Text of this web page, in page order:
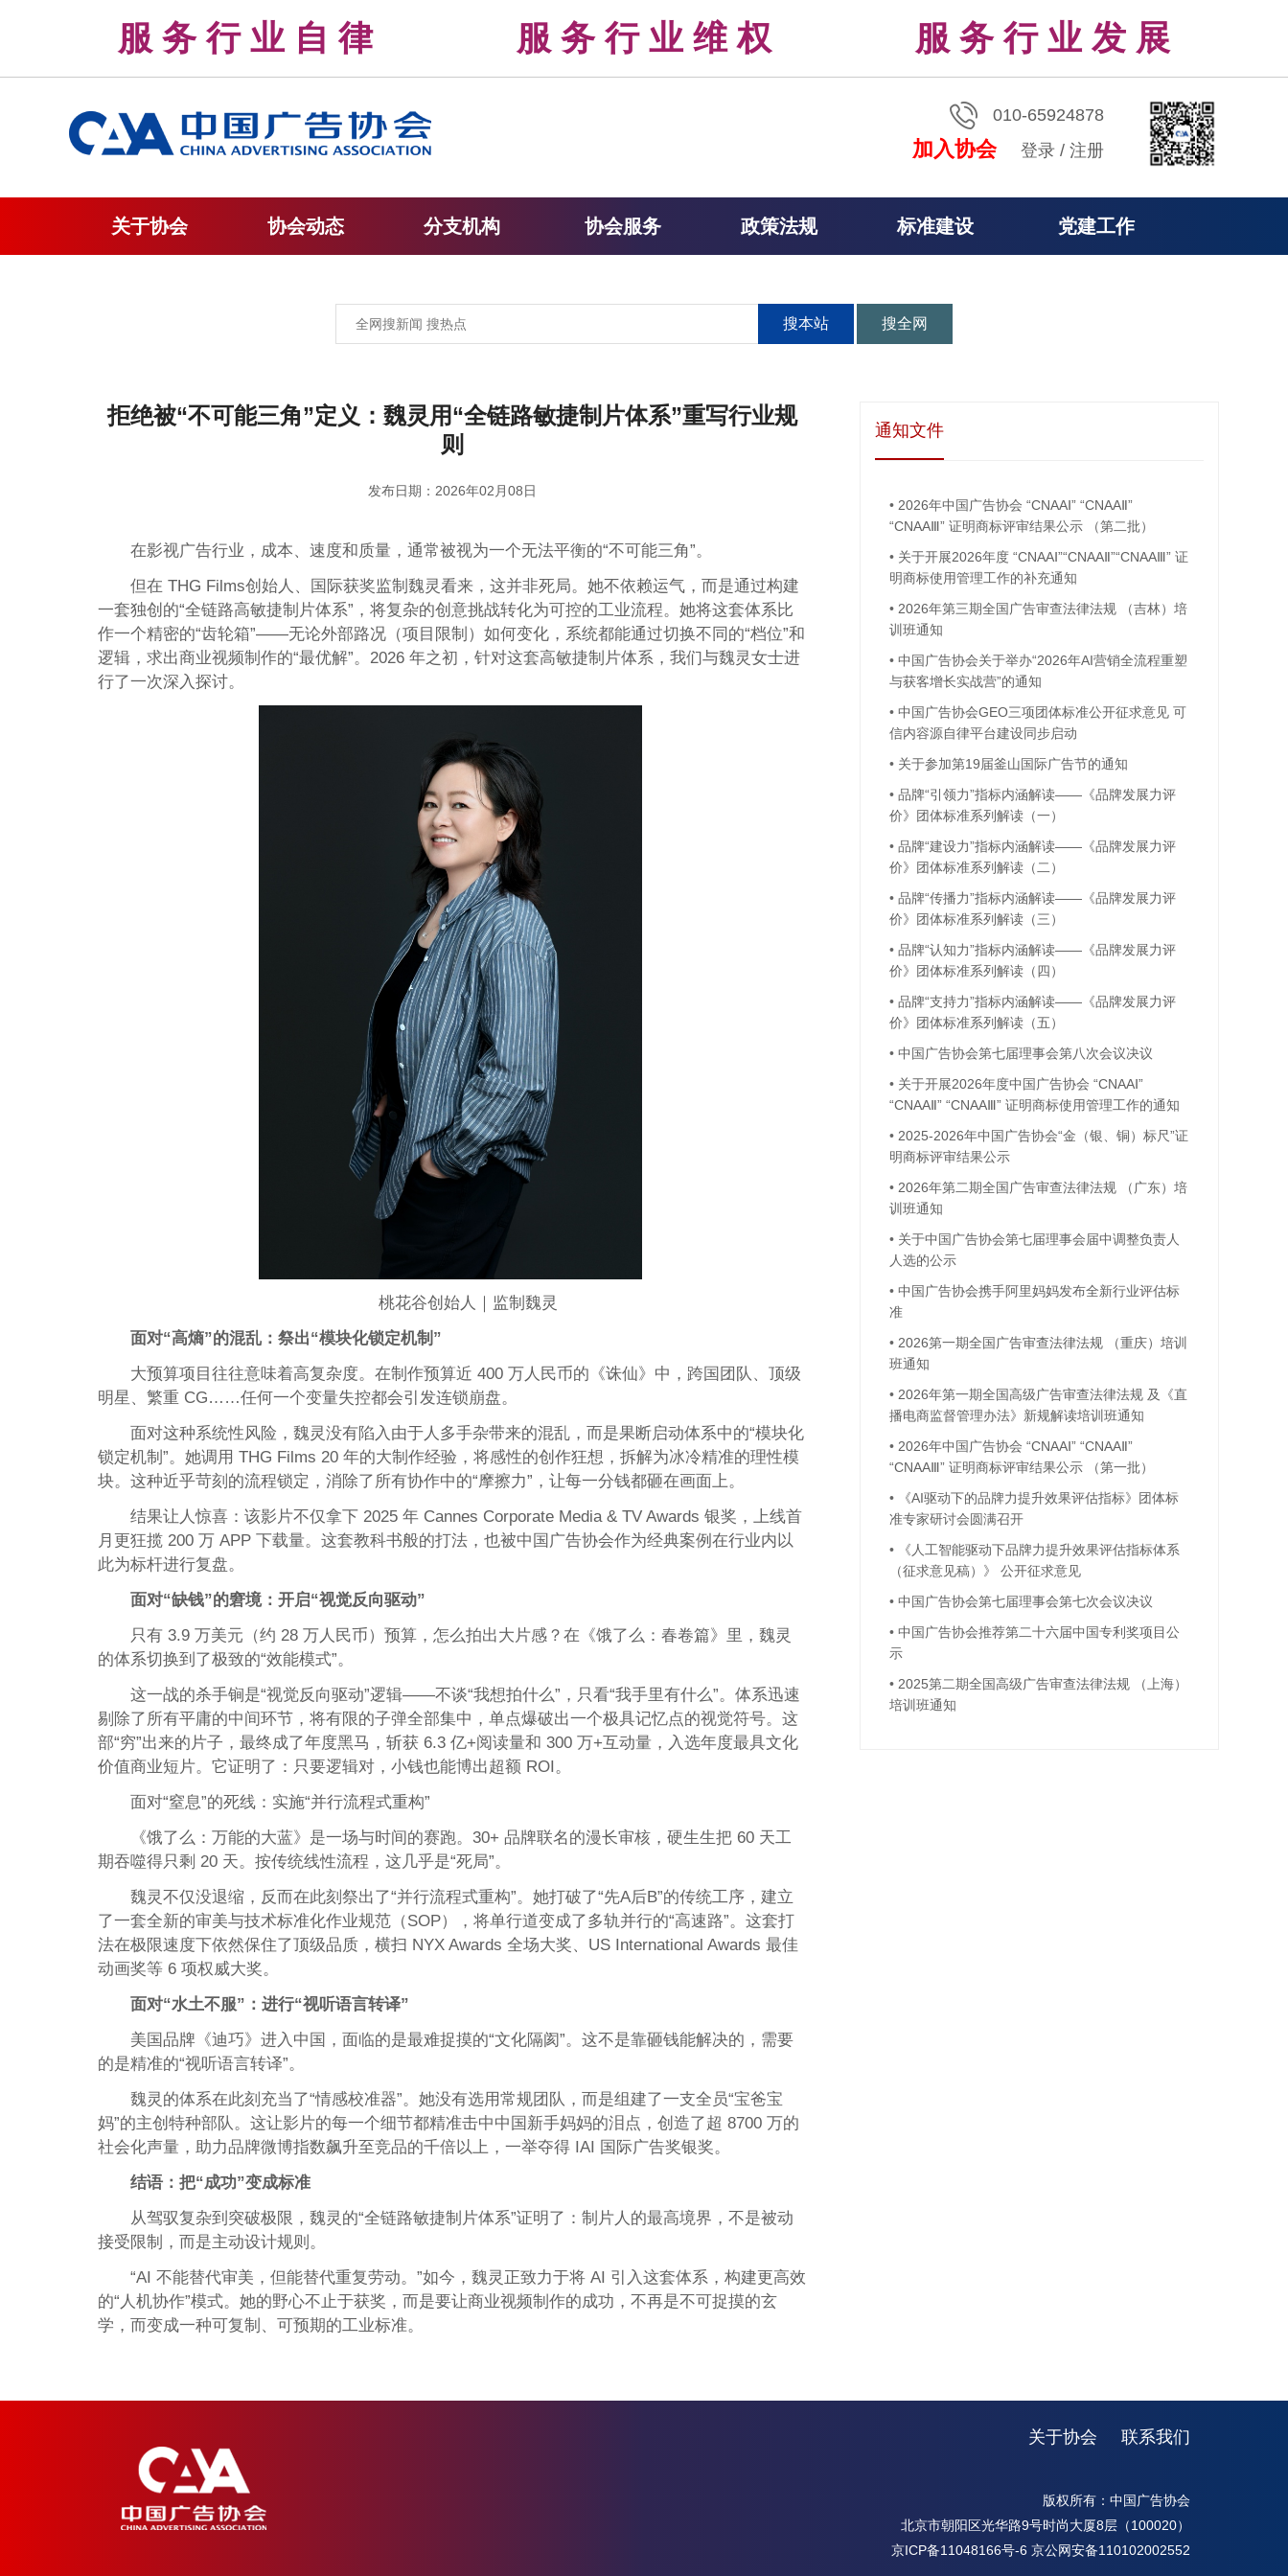
服 务 行 业 自 律 服 务 行 业 维 权 服 务 行 业 发 展
010-65924878
加入协会 登录 / 注册
关于协会 协会动态 分支机构 协会服务 政策法规 标准建设 党建工作
搜本站 搜全网
拒绝被“不可能三角”定义：魏灵用“全链路敏捷制片体系”重写行业规
则
发布日期：2026年02月08日
在影视广告行业，成本、速度和质量，通常被视为一个无法平衡的“不可能三角”。
但在 THG Films创始人、国际获奖监制魏灵看来，这并非死局。她不依赖运气，而是通过构建
一套独创的“全链路高敏捷制片体系”，将复杂的创意挑战转化为可控的工业流程。她将这套体系比
作一个精密的“齿轮箱”——无论外部路况（项目限制）如何变化，系统都能通过切换不同的“档位”和
逻辑，求出商业视频制作的“最优解”。2026 年之初，针对这套高敏捷制片体系，我们与魏灵女士进
行了一次深入探讨。
桃花谷创始人｜监制魏灵
面对“高熵”的混乱：祭出“模块化锁定机制”
大预算项目往往意味着高复杂度。在制作预算近 400 万人民币的《诛仙》中，跨国团队、顶级
明星、繁重 CG……任何一个变量失控都会引发连锁崩盘。
面对这种系统性风险，魏灵没有陷入由于人多手杂带来的混乱，而是果断启动体系中的“模块化
锁定机制”。她调用 THG Films 20 年的大制作经验，将感性的创作狂想，拆解为冰冷精准的理性模
块。这种近乎苛刻的流程锁定，消除了所有协作中的“摩擦力”，让每一分钱都砸在画面上。
结果让人惊喜：该影片不仅拿下 2025 年 Cannes Corporate Media & TV Awards 银奖，上线首
月更狂揽 200 万 APP 下载量。这套教科书般的打法，也被中国广告协会作为经典案例在行业内以
此为标杆进行复盘。
面对“缺钱”的窘境：开启“视觉反向驱动”
只有 3.9 万美元（约 28 万人民币）预算，怎么拍出大片感？在《饿了么：春卷篇》里，魏灵
的体系切换到了极致的“效能模式”。
这一战的杀手锏是“视觉反向驱动”逻辑——不谈“我想拍什么”，只看“我手里有什么”。体系迅速
剔除了所有平庸的中间环节，将有限的子弹全部集中，单点爆破出一个极具记忆点的视觉符号。这
部“穷”出来的片子，最终成了年度黑马，斩获 6.3 亿+阅读量和 300 万+互动量，入选年度最具文化
价值商业短片。它证明了：只要逻辑对，小钱也能博出超额 ROI。
面对“窒息”的死线：实施“并行流程式重构”
《饿了么：万能的大蓝》是一场与时间的赛跑。30+ 品牌联名的漫长审核，硬生生把 60 天工
期吞噬得只剩 20 天。按传统线性流程，这几乎是“死局”。
魏灵不仅没退缩，反而在此刻祭出了“并行流程式重构”。她打破了“先A后B”的传统工序，建立
了一套全新的审美与技术标准化作业规范（SOP），将单行道变成了多轨并行的“高速路”。这套打
法在极限速度下依然保住了顶级品质，横扫 NYX Awards 全场大奖、US International Awards 最佳
动画奖等 6 项权威大奖。
面对“水土不服”：进行“视听语言转译”
美国品牌《迪巧》进入中国，面临的是最难捉摸的“文化隔阂”。这不是靠砸钱能解决的，需要
的是精准的“视听语言转译”。
魏灵的体系在此刻充当了“情感校准器”。她没有选用常规团队，而是组建了一支全员“宝爸宝
妈”的主创特种部队。这让影片的每一个细节都精准击中中国新手妈妈的泪点，创造了超 8700 万的
社会化声量，助力品牌微博指数飙升至竞品的千倍以上，一举夺得 IAI 国际广告奖银奖。
结语：把“成功”变成标准
从驾驭复杂到突破极限，魏灵的“全链路敏捷制片体系”证明了：制片人的最高境界，不是被动
接受限制，而是主动设计规则。
“AI 不能替代审美，但能替代重复劳动。”如今，魏灵正致力于将 AI 引入这套体系，构建更高效
的“人机协作”模式。她的野心不止于获奖，而是要让商业视频制作的成功，不再是不可捉摸的玄
学，而变成一种可复制、可预期的工业标准。
通知文件
• 2026年中国广告协会 “CNAAⅠ” “CNAAⅡ”
“CNAAⅢ” 证明商标评审结果公示 （第二批）
• 关于开展2026年度 “CNAAⅠ”“CNAAⅡ”“CNAAⅢ” 证
明商标使用管理工作的补充通知
• 2026年第三期全国广告审查法律法规 （吉林）培
训班通知
• 中国广告协会关于举办“2026年AI营销全流程重塑
与获客增长实战营”的通知
• 中国广告协会GEO三项团体标准公开征求意见 可
信内容源自律平台建设同步启动
• 关于参加第19届釜山国际广告节的通知
• 品牌“引领力”指标内涵解读——《品牌发展力评
价》团体标准系列解读（一）
• 品牌“建设力”指标内涵解读——《品牌发展力评
价》团体标准系列解读（二）
• 品牌“传播力”指标内涵解读——《品牌发展力评
价》团体标准系列解读（三）
• 品牌“认知力”指标内涵解读——《品牌发展力评
价》团体标准系列解读（四）
• 品牌“支持力”指标内涵解读——《品牌发展力评
价》团体标准系列解读（五）
• 中国广告协会第七届理事会第八次会议决议
• 关于开展2026年度中国广告协会 “CNAAⅠ”
“CNAAⅡ” “CNAAⅢ” 证明商标使用管理工作的通知
• 2025-2026年中国广告协会“金（银、铜）标尺”证
明商标评审结果公示
• 2026年第二期全国广告审查法律法规 （广东）培
训班通知
• 关于中国广告协会第七届理事会届中调整负责人
人选的公示
• 中国广告协会携手阿里妈妈发布全新行业评估标
准
• 2026第一期全国广告审查法律法规 （重庆）培训
班通知
• 2026年第一期全国高级广告审查法律法规 及《直
播电商监督管理办法》新规解读培训班通知
• 2026年中国广告协会 “CNAAⅠ” “CNAAⅡ”
“CNAAⅢ” 证明商标评审结果公示 （第一批）
•
《AI驱动下的品牌力提升效果评估指标》团体标
准专家研讨会圆满召开
•
《人工智能驱动下品牌力提升效果评估指标体系
（征求意见稿）》 公开征求意见
• 中国广告协会第七届理事会第七次会议决议
• 中国广告协会推荐第二十六届中国专利奖项目公
示
• 2025第二期全国高级广告审查法律法规 （上海）
培训班通知
关于协会 联系我们
版权所有：中国广告协会
北京市朝阳区光华路9号时尚大厦8层（100020）
京ICP备11048166号-6 京公网安备110102002552